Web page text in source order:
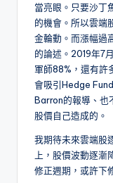
當亮眼。只要沙丁
的機會。所以雲端
金輪動。而漲幅過
的論述。2019年7
軍師88%，還有許
會吸引Hedge
Barron的報導、也
股價自己造成的。
我期待未來雲端股
上，股價波動逐漸
修正週期，或許下